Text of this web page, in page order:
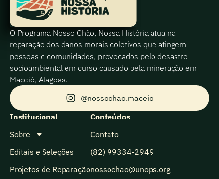
O Programa Nosso Chão, Nossa História atua na
reparação dos danos morais coletivos que atingem
pessoas e comunidades, provocados pelo desastre
socioambiental em curso causado pela mineração em
Maceió, Alagoas.
@nossochao.maceio
Institucional
Sobre
Editais e Seleções
Projetos de Reparação
Conteúdos
Contato
(82) 99334-2949
nossochao@unops.org